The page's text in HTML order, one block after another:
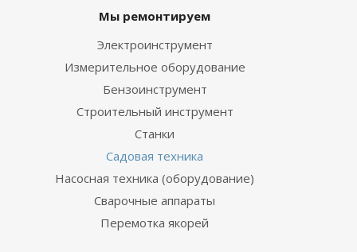
Мы ремонтируем
Электроинструмент
Измерительное оборудование
Бензоинструмент
Строительный инструмент
Станки
Садовая техника
Насосная техника (оборудование)
Сварочные аппараты
Перемотка якорей